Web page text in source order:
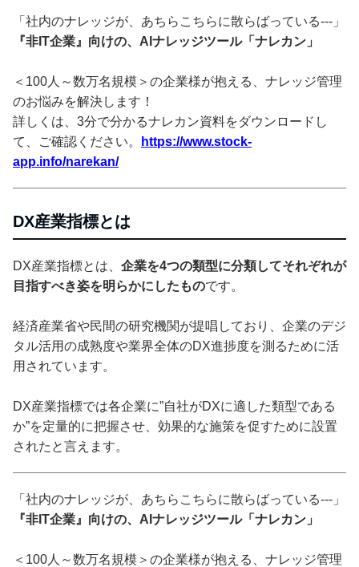
「社内のナレッジが、あちらこちらに散らばっている---」
『非IT企業』向けの、AIナレッジツール「ナレカン」
＜100人～数万名規模＞の企業様が抱える、ナレッジ管理
のお悩みを解決します！
詳しくは、3分で分かるナレカン資料をダウンロードし
て、ご確認ください。
https://www.stock-
app.info/narekan/
DX産業指標とは
DX産業指標とは、 企業を4つの類型に分類してそれぞれが
目指すべき姿を明らかにしたものです。
経済産業省や民間の研究機関が提唱しており、企業のデジ
タル活用の成熟度や業界全体のDX進捗度を測るために活
用されています。
DX産業指標では各企業に”自社がDXに適した類型である
か”を定量的に把握させ、効果的な施策を促すために設置
されたと言えます。
「社内のナレッジが、あちらこちらに散らばっている---」
『非IT企業』向けの、AIナレッジツール「ナレカン」
＜100人～数万名規模＞の企業様が抱える、ナレッジ管理